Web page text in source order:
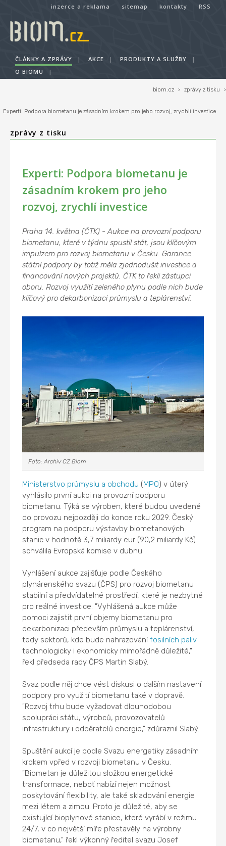
inzerce a reklama sitemap kontakty RSS
ČLÁNKY A ZPRÁVY | AKCE | PRODUKTY A SLUŽBY
|
O BIOMU
|
biom.cz › zprávy z tisku ›
Experti: Podpora biometanu je zásadním krokem pro jeho rozvoj, zrychlí investice
zprávy z tisku
Experti: Podpora biometanu je
zásadním krokem pro jeho
rozvoj, zrychlí investice
Praha 14. května (ČTK) - Aukce na provozní podporu
biometanu, které v týdnu spustil stát, jsou klíčovým
impulzem pro rozvoj biometanu v Česku. Garance
státní podpory by totiž měla zjednodušit investice a
financování nových projektů. ČTK to řekli zástupci
oboru. Rozvoj využití zeleného plynu podle nich bude
klíčový pro dekarbonizaci průmyslu a teplárenství.
Foto: Archiv CZ Biom
Ministerstvo průmyslu a obchodu (MPO) v úterý
vyhlásilo první aukci na provozní podporu
biometanu. Týká se výroben, které budou uvedené
do provozu nejpozději do konce roku 2029. Český
program na podporu výstavby biometanových
stanic v hodnotě 3,7 miliardy eur (90,2 miliardy Kč)
schválila Evropská komise v dubnu.
Vyhlášení aukce zajišťuje podle Českého
plynárenského svazu (ČPS) pro rozvoj biometanu
stabilní a předvídatelné prostředí, které je nezbytné
pro reálné investice. "Vyhlášená aukce může
pomoci zajistit první objemy biometanu pro
dekarbonizaci především průmyslu a teplárenství,
tedy sektorů, kde bude nahrazovánífosilních paliv
technologicky i ekonomicky mimořádně důležité,"
řekl předseda rady ČPS Martin Slabý.
Svaz podle něj chce vést diskusi o dalším nastavení
podpory pro využití biometanu také v dopravě.
"Rozvoj trhu bude vyžadovat dlouhodobou
spolupráci státu, výrobců, provozovatelů
infrastruktury i odběratelů energie," zdůraznil Slabý.
Spuštění aukcí je podle Svazu energetiky zásadním
krokem vpřed v rozvoji biometanu v Česku.
"Biometan je důležitou složkou energetické
transformace, neboť nabízí nejen možnost
poskytování flexibility, ale také skladování energie
mezi létem a zimou. Proto je důležité, aby se
existující bioplynové stanice, které vyrábí v režimu
24/7, v co největší míře přestavěly na výrobny
biometanu," řekl výkonný ředitel svazu Josef